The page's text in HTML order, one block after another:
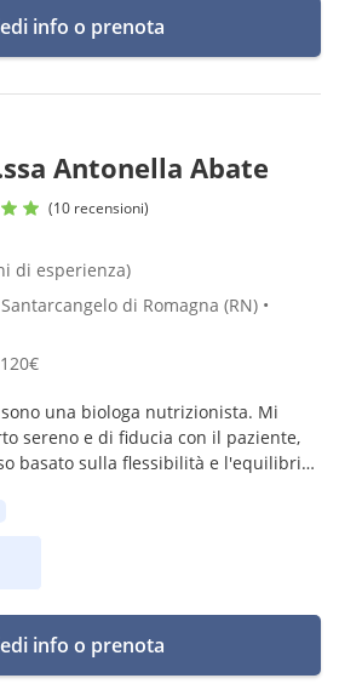
info o prenota
Antonella Abate
(10 recensioni)
di esperienza)
di Romagna (RN) •
una biologa nutrizionista. Mi
sereno e di fiducia con il paziente,
basato sulla flessibilità e l'equilibrio,
info o prenota